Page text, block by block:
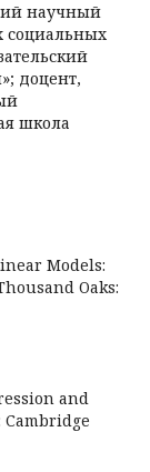
научный
социальных
доцент,
школа
Models:
Oaks:
and